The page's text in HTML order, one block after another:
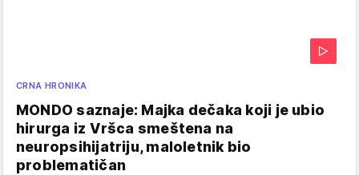
CRNA HRONIKA
MONDO saznaje: Majka dečaka koji je ubio
hirurga iz Vršca smeštena na
neuropsihijatriju, maloletnik bio
problematičan